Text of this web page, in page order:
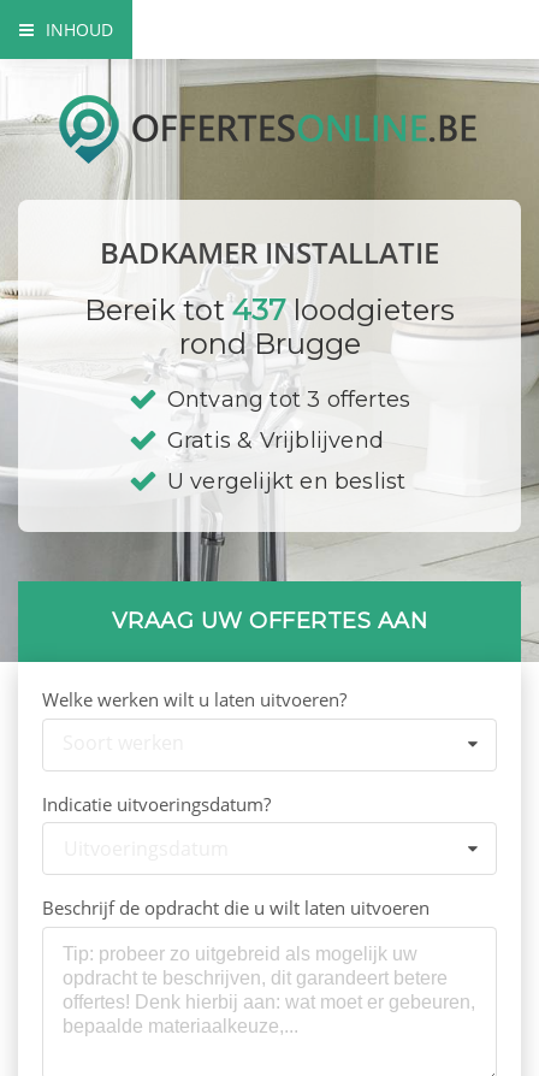
INHOUD
Mogelijke badkamer installaties
Prijzen
Bedrijf registreren
BADKAMER INSTALLATIE
Bereik tot437 loodgieters
rond Brugge
Ontvang tot 3 offertes
Gratis & Vrijblijvend
U vergelijkt en beslist
VRAAG UW OFFERTES AAN
Welke werken wilt u laten uitvoeren?
Indicatie uitvoeringsdatum?
Beschrijf de opdracht die u wilt laten uitvoeren